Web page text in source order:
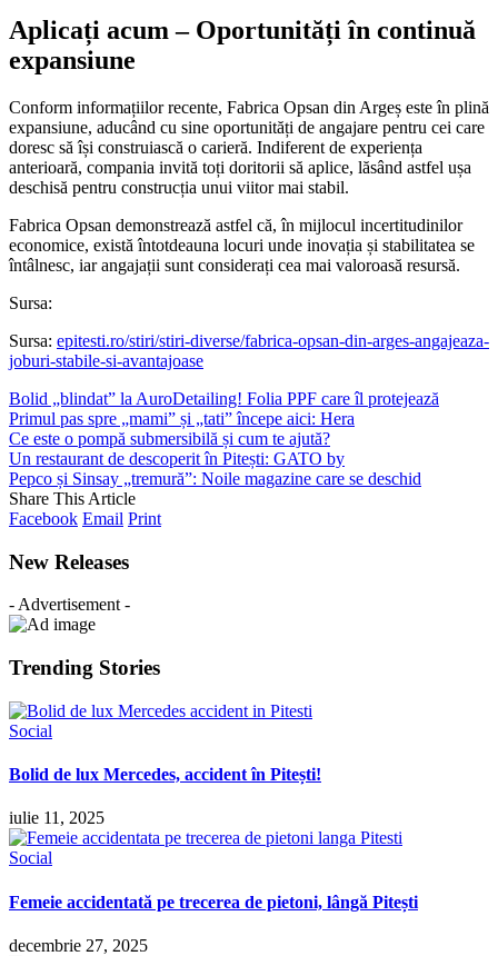
Aplicați acum – Oportunități în continuă
expansiune
Conform informațiilor recente, Fabrica Opsan din Argeș este în plină
expansiune, aducând cu sine oportunități de angajare pentru cei care
doresc să își construiască o carieră. Indiferent de experiența
anterioară, compania invită toți doritorii să aplice, lăsând astfel ușa
deschisă pentru construcția unui viitor mai stabil.
Fabrica Opsan demonstrează astfel că, în mijlocul incertitudinilor
economice, există întotdeauna locuri unde inovația și stabilitatea se
întâlnesc, iar angajații sunt considerați cea mai valoroasă resursă.
Sursa:
Sursa: epitesti.ro/stiri/stiri-diverse/fabrica-opsan-din-arges-angajeaza-
joburi-stabile-si-avantajoase
Bolid „blindat” la AuroDetailing! Folia PPF care îl protejează
Primul pas spre „mami” și „tati” începe aici: Hera
Ce este o pompă submersibilă și cum te ajută?
Un restaurant de descoperit în Pitești: GATO by
Pepco și Sinsay „tremură”: Noile magazine care se deschid
Share This Article
Facebook Email Print
New Releases
- Advertisement -
Trending Stories
Social
Bolid de lux Mercedes, accident în Pitești!
iulie 11, 2025
Social
Femeie accidentată pe trecerea de pietoni, lângă Pitești
decembrie 27, 2025